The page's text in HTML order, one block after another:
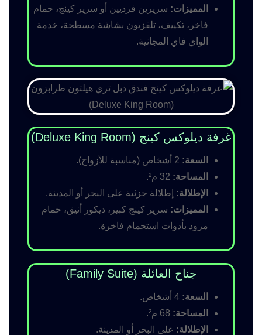
المميزات: سريرين فرديين أو سرير كينج، حمام
فاخر، تكييف، تلفزيون بشاشة مسطحة، خدمة
الواي فاي المجانية.
غرفة ديلوكس كينج (Deluxe King Room)
السعة:
المساحة:
الإطلالة: إطلالة جزئية على البحر أو المدينة.
المميزات: سرير كينج كبير، ديكور أنيق، حمام
مزود بأدوات استحمام فاخرة.
جناح العائلة (Family Suite)
السعة:
المساحة:
الإطلالة: على البحر أو المدينة.